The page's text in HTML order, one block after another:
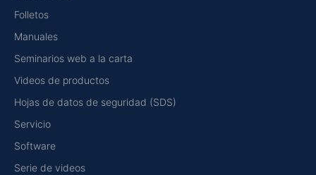
Folletos
Manuales
Seminarios web a la carta
Videos de productos
Hojas de datos de seguridad (SDS)
Servicio
Software
Serie de videos